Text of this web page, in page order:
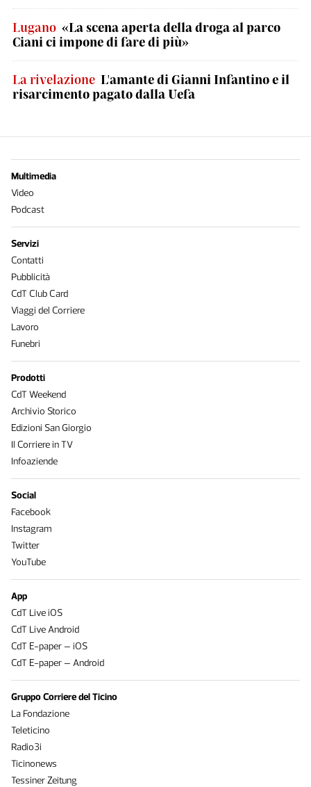
Lugano «La scena aperta della droga al parco
Ciani ci impone di fare di più»
La rivelazione L'amante di Gianni Infantino e il
risarcimento pagato dalla Uefa
Multimedia
Video
Podcast
Servizi
Contatti
Pubblicità
CdT Club Card
Viaggi del Corriere
Lavoro
Funebri
Prodotti
CdT Weekend
Archivio Storico
Edizioni San Giorgio
Il Corriere in TV
Infoaziende
Social
Facebook
Instagram
Twitter
YouTube
App
CdT Live iOS
CdT Live Android
CdT E-paper – iOS
CdT E-paper – Android
Gruppo Corriere del Ticino
La Fondazione
Teleticino
Radio3i
Ticinonews
Tessiner Zeitung